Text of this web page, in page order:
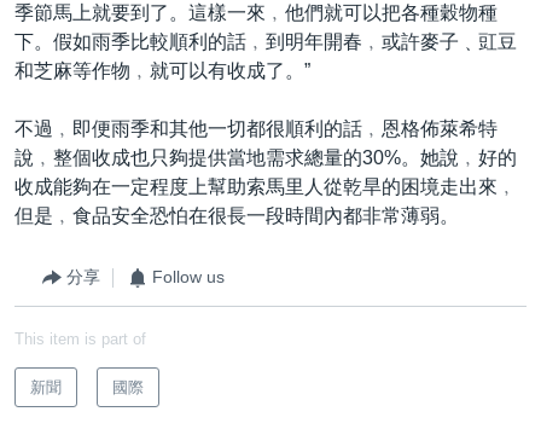
季節馬上就要到了。這樣一來﹐他們就可以把各種穀物種
下。假如雨季比較順利的話﹐到明年開春﹐或許麥子﹑豇豆
和芝麻等作物﹐就可以有收成了。”
不過﹐即便雨季和其他一切都很順利的話﹐恩格佈萊希特
說﹐整個收成也只夠提供當地需求總量的30%。她說﹐好的
收成能夠在一定程度上幫助索馬里人從乾旱的困境走出來﹐
但是﹐食品安全恐怕在很長一段時間內都非常薄弱。
分享 Follow us
This item is part of
新聞 國際